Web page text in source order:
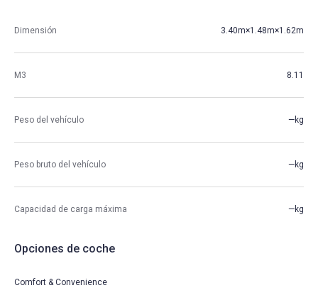
Dimensión 3.40m×1.48m×1.62m
M3 8.11
Peso del vehículo —kg
Peso bruto del vehículo —kg
Capacidad de carga máxima —kg
Opciones de coche
Comfort & Convenience